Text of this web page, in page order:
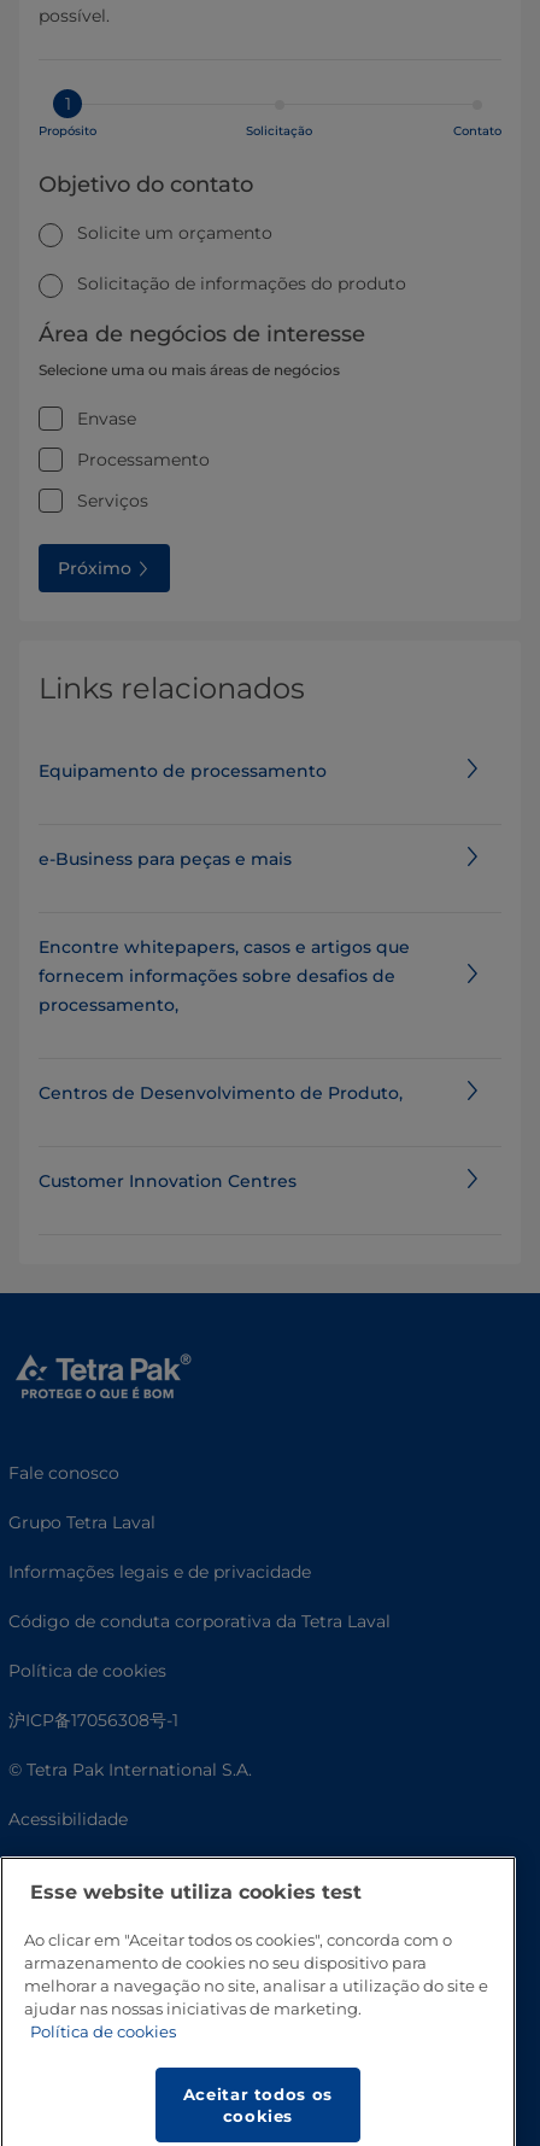
possível.
1
Propósito Solicitação Contato
Objetivo do contato
Solicite um orçamento
Solicitação de informações do produto
Área de negócios de interesse
Selecione uma ou mais áreas de negócios
Envase
Processamento
Serviços
Próximo
Links relacionados
Equipamento de processamento
e-Business para peças e mais
Encontre whitepapers, casos e artigos que
fornecem informações sobre desafios de
processamento,
Centros de Desenvolvimento de Produto,
Customer Innovation Centres
Fale conosco
Grupo Tetra Laval
Informações legais e de privacidade
Código de conduta corporativa da Tetra Laval
Política de cookies
沪ICP备17056308号-1
© Tetra Pak International S.A.
Acessibilidade
Esse website utiliza cookies test
Ao clicar em "Aceitar todos os cookies", concorda com o
armazenamento de cookies no seu dispositivo para
melhorar a navegação no site, analisar a utilização do site e
ajudar nas nossas iniciativas de marketing.
Política de cookies
Aceitar todos os
cookies